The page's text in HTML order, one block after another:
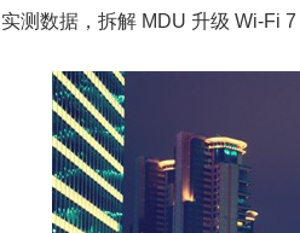
实测数据，拆解 MDU 升级 Wi-Fi